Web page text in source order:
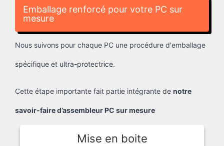
Emballage renforcé pour votre PC sur
mesure
Nous suivons pour chaque PC une procédure d'emballage
spécifique et ultra-protectrice.
Cette étape importante fait partie intégrante de notre
savoir-faire d’assembleur PC sur mesure
Mise en boite